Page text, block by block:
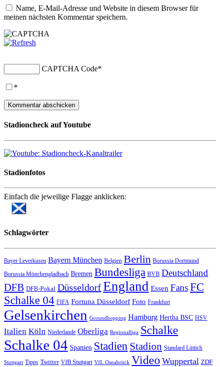
Name, E-Mail-Adresse und Website in diesem Browser für
meinen nächsten Kommentar speichern.
CAPTCHA Code*
*
Stadioncheck auf Youtube
Stadionfotos
Einfach die jeweilige Flagge anklicken:
Schlagwörter
Bayer Leverkusen Bayern München Belgien Berlin Borussia Dortmund
Borussia Mönchengladbach Bremen Bundesliga BVB Deutschland
DFB DFB-Pokal DüsseldorfEngland Essen FansFC
Schalke 04 FIFA Fortuna Düsseldorf Foto Frankfurt
Gelsenkirchen Groundhopping Hamburg Hertha BSC HSV
Italien Köln Niederlande Oberliga Regionalliga Schalke
Schalke 04 Spanien Stadien Stadion Standard Lüttich
Stuttgart Tipps Twitter VfB Stuttgart VfL Osnabrück Video Wuppertal ZDF